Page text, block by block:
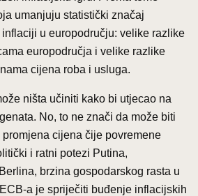
umanjuju statistički značaj
u europodručju: velike razlike
europodručja i velike razlike
cijena roba i usluga.
ništa učiniti kako bi utjecao na
No, to ne znači da može biti
cijena čije povremene
i ratni potezi Putina,
brzina gospodarskog rasta u
a je spriječiti buđenje inflacijskih